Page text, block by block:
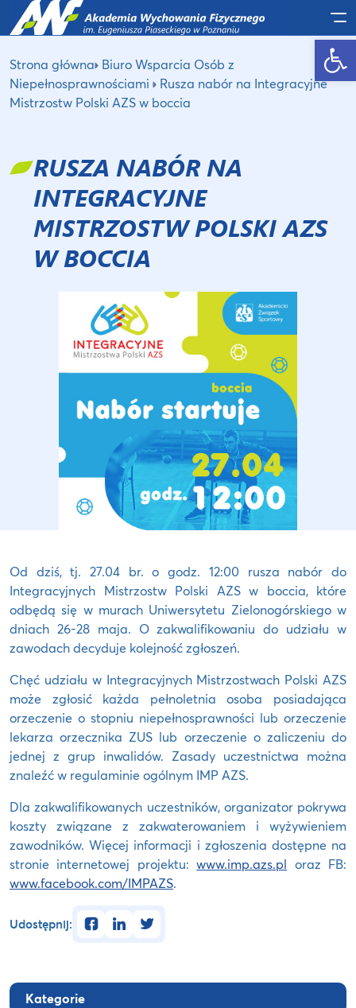
Otwórz pasek narzędzi
Strona główna Biuro Wsparcia Osób z
Niepełnosprawnościami
Rusza nabór na Integracyjne
Mistrzostw Polski AZS w boccia
RUSZA NABÓR NA
INTEGRACYJNE
MISTRZOSTW POLSKI AZS
W BOCCIA
Kategorie
Od dziś, tj. 27.04 br. o godz. 12:00 rusza nabór do
Integracyjnych Mistrzostw Polski AZS w boccia, które
odbędą się w murach Uniwersytetu Zielonogórskiego w
dniach 26-28 maja. O zakwalifikowaniu do udziału w
zawodach decyduje kolejność zgłoszeń.
Chęć udziału w Integracyjnych Mistrzostwach Polski AZS
może zgłosić każda pełnoletnia osoba posiadająca
orzeczenie o stopniu niepełnosprawności lub orzeczenie
lekarza orzecznika ZUS lub orzeczenie o zaliczeniu do
jednej z grup inwalidów. Zasady uczestnictwa można
znaleźć w regulaminie ogólnym IMP AZS.
Dla zakwalifikowanych uczestników, organizator pokrywa
koszty związane z zakwaterowaniem i wyżywieniem
zawodników. Więcej informacji i zgłoszenia dostępne na
stronie internetowej projektu:www.imp.azs.pl oraz FB:
www.facebook.com/IMPAZS.
Udostępnij: facebooklinkedintwitter